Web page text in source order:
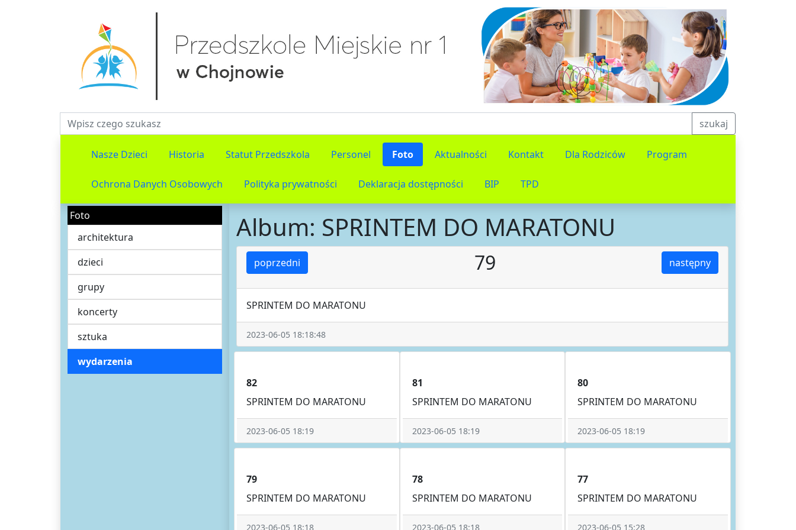
Fraza do wyszukiwania szukaj
Nasze Dzieci Historia Statut Przedszkola Personel Foto Aktualności Kontakt Dla Rodziców Program
Ochrona Danych Osobowych Polityka prywatności Deklaracja dostępności BIP TPD
Foto
architektura
dzieci
grupy
koncerty
sztuka
wydarzenia
Album: SPRINTEM DO MARATONU
poprzedni następny
79
SPRINTEM DO MARATONU
2023-06-05 18:18:48
82
SPRINTEM DO MARATONU
2023-06-05 18:19
81
SPRINTEM DO MARATONU
2023-06-05 18:19
80
SPRINTEM DO MARATONU
2023-06-05 18:19
79
SPRINTEM DO MARATONU
2023-06-05 18:18
78
SPRINTEM DO MARATONU
2023-06-05 18:18
77
SPRINTEM DO MARATONU
2023-06-05 15:28